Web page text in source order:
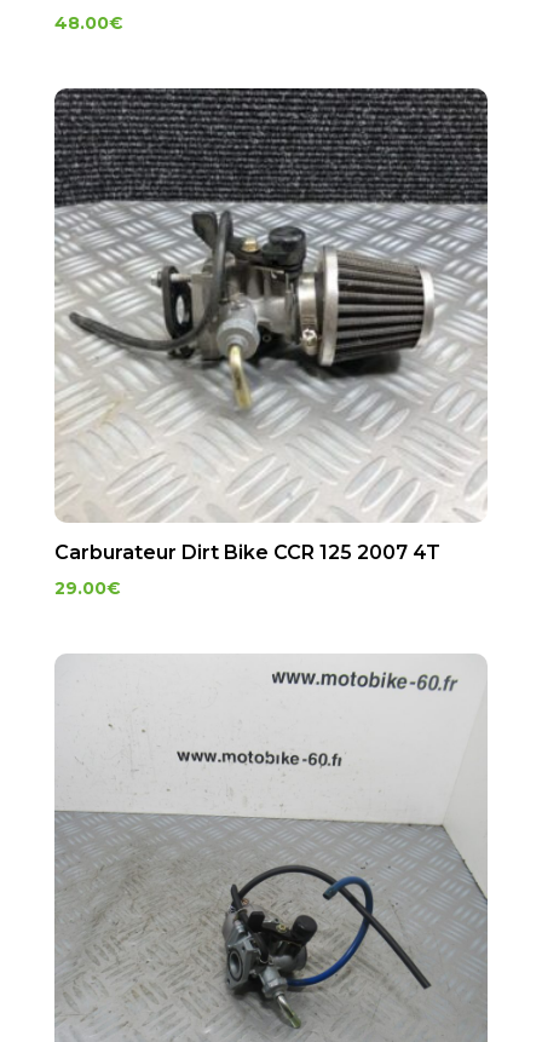
48.00€
Carburateur Dirt Bike CCR 125 2007 4T
29.00€